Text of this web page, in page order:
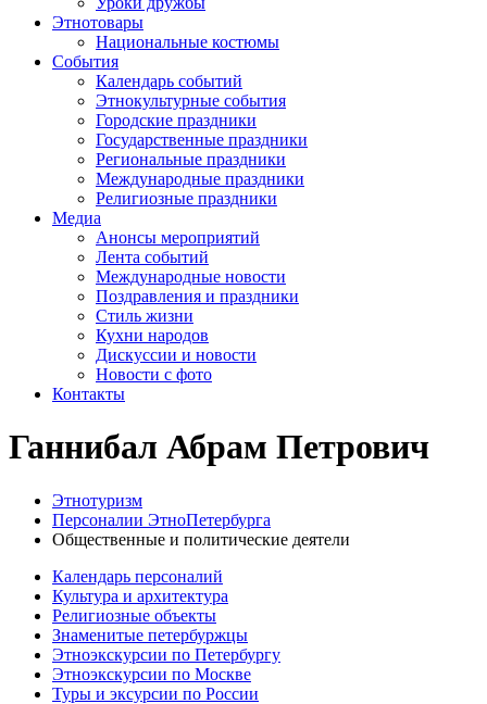
Этнотовары
Национальные костюмы
События
Календарь событий
Этнокультурные события
Городские праздники
Государственные праздники
Региональные праздники
Международные праздники
Религиозные праздники
Медиа
Анонсы мероприятий
Лента событий
Международные новости
Поздравления и праздники
Cтиль жизни
Кухни народов
Дискуссии и новости
Новости с фото
Контакты
Ганнибал Абрам Петрович
Этнотуризм
Персоналии ЭтноПетербурга
Общественные и политические деятели
Календарь персоналий
Культура и архитектура
Религиозные объекты
Знаменитые петербуржцы
Этноэкскурсии по Петербургу
Этноэкскурсии по Москве
Туры и эксурсии по России